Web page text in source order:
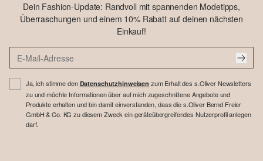
Dein Fashion-Update: Randvoll mit spannenden Modetipps,
Überraschungen und einem 10% Rabatt auf deinen nächsten
Einkauf!
Ja, ich stimme den Datenschutzhinweisen zum Erhalt des s.Oliver Newsletters
zu und möchte Informationen über auf mich zugeschnittene Angebote und
Produkte erhalten und bin damit einverstanden, dass die s.Oliver Bernd Freier
GmbH & Co. KG zu diesem Zweck ein geräteübergreifendes Nutzerprofil anlegen
darf.